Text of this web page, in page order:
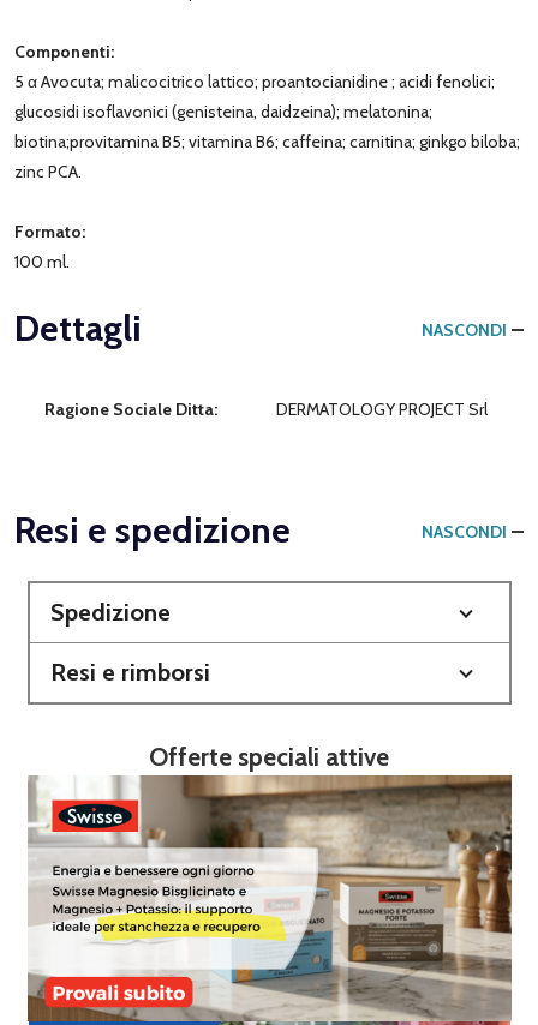
Componenti:
5 α Avocuta; malicocitrico lattico; proantocianidine ; acidi fenolici;
glucosidi isoflavonici (genisteina, daidzeina); melatonina;
biotina;provitamina B5; vitamina B6; caffeina; carnitina; ginkgo biloba;
zinc PCA.
Formato:
100 ml.
Dettagli NASCONDI
Ragione Sociale Ditta: DERMATOLOGY PROJECT Srl
Resi e spedizione NASCONDI
Spedizione
Resi e rimborsi
Offerte speciali attive